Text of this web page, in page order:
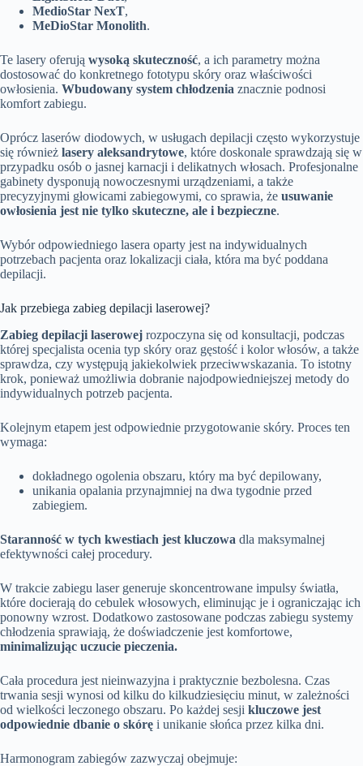
MedioStar NexT,
MeDioStar Monolith.
Te lasery oferują wysoką skuteczność, a ich parametry można
dostosować do konkretnego fototypu skóry oraz właściwości
owłosienia. Wbudowany system chłodzenia znacznie podnosi
komfort zabiegu.
Oprócz laserów diodowych, w usługach depilacji często wykorzystuje
się również lasery aleksandrytowe, które doskonale sprawdzają się w
przypadku osób o jasnej karnacji i delikatnych włosach. Profesjonalne
gabinety dysponują nowoczesnymi urządzeniami, a także
precyzyjnymi głowicami zabiegowymi, co sprawia, że usuwanie
owłosienia jest nie tylko skuteczne, ale i bezpieczne.
Wybór odpowiedniego lasera oparty jest na indywidualnych
potrzebach pacjenta oraz lokalizacji ciała, która ma być poddana
depilacji.
Jak przebiega zabieg depilacji laserowej?
Zabieg depilacji laserowej rozpoczyna się od konsultacji, podczas
której specjalista ocenia typ skóry oraz gęstość i kolor włosów, a także
sprawdza, czy występują jakiekolwiek przeciwwskazania. To istotny
krok, ponieważ umożliwia dobranie najodpowiedniejszej metody do
indywidualnych potrzeb pacjenta.
Kolejnym etapem jest odpowiednie przygotowanie skóry. Proces ten
wymaga:
dokładnego ogolenia obszaru, który ma być depilowany,
unikania opalania przynajmniej na dwa tygodnie przed
zabiegiem.
Staranność w tych kwestiach jest kluczowa dla maksymalnej
efektywności całej procedury.
W trakcie zabiegu laser generuje skoncentrowane impulsy światła,
które docierają do cebulek włosowych, eliminując je i ograniczając ich
ponowny wzrost. Dodatkowo zastosowane podczas zabiegu systemy
chłodzenia sprawiają, że doświadczenie jest komfortowe,
minimalizując uczucie pieczenia.
Cała procedura jest nieinwazyjna i praktycznie bezbolesna. Czas
trwania sesji wynosi od kilku do kilkudziesięciu minut, w zależności
od wielkości leczonego obszaru. Po każdej sesji kluczowe jest
odpowiednie dbanie o skórę i unikanie słońca przez kilka dni.
Harmonogram zabiegów zazwyczaj obejmuje: